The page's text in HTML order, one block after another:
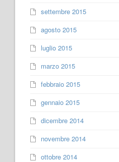
settembre 2015
agosto 2015
luglio 2015
marzo 2015
febbraio 2015
gennaio 2015
dicembre 2014
novembre 2014
ottobre 2014